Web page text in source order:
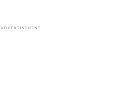
ADVERTISEMENT